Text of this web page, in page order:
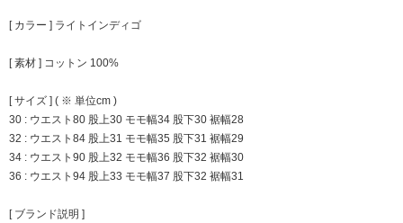
[ カラー ] ライトインディゴ
[ 素材 ] コットン 100%
[ サイズ ] ( ※ 単位cm )
30 : ウエスト80 股上30 モモ幅34 股下30 裾幅28
32 : ウエスト84 股上31 モモ幅35 股下31 裾幅29
34 : ウエスト90 股上32 モモ幅36 股下32 裾幅30
36 : ウエスト94 股上33 モモ幅37 股下32 裾幅31
[ ブランド説明 ]